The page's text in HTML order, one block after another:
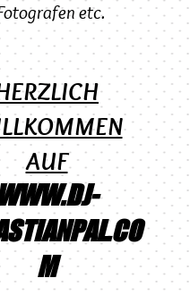
etc.
AUF
M